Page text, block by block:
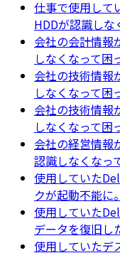
仕事で使用して
HDDが認識し
会社の会計情報
しなくなって困
会社の技術情報
しなくなって困
会社の技術情報
しなくなって困
会社の経営情報
認識しなくなっ
使用していた
クが起動不能に
使用していた
データを復旧し
使用していたデ